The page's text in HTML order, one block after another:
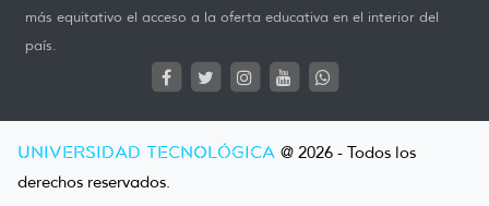
más equitativo el acceso a la oferta educativa en el interior del
país.
UNIVERSIDAD TECNOLÓGICA @ 2026 - Todos los
derechos reservados.